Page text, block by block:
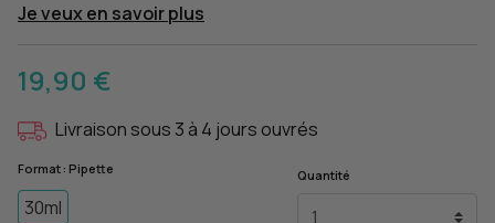
Je veux en savoir plus
19,90 €
Livraison sous 3 à 4 jours ouvrés
Format : Pipette
30ml
Quantité